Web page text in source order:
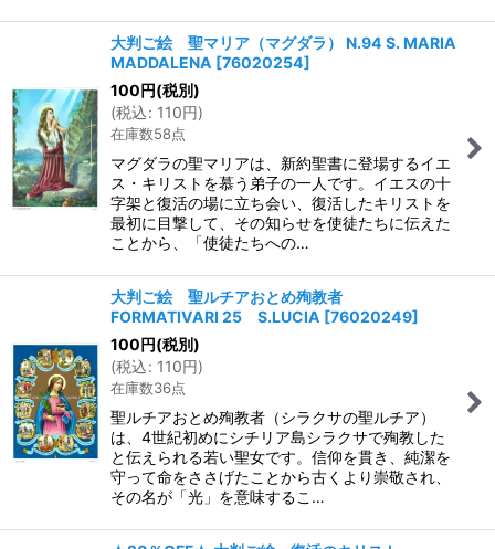
大判ご絵 聖マリア（マグダラ） N.94 S. MARIA
MADDALENA [76020254]
100円(税別)
(税込: 110円)
在庫数58点
マグダラの聖マリアは、新約聖書に登場するイエ
ス・キリストを慕う弟子の一人です。イエスの十
字架と復活の場に立ち会い、復活したキリストを
最初に目撃して、その知らせを使徒たちに伝えた
ことから、「使徒たちへの…
大判ご絵 聖ルチアおとめ殉教者
FORMATIVARI 25 S.LUCIA [76020249]
100円(税別)
(税込: 110円)
在庫数36点
聖ルチアおとめ殉教者（シラクサの聖ルチア）
は、4世紀初めにシチリア島シラクサで殉教した
と伝えられる若い聖女です。信仰を貫き、純潔を
守って命をささげたことから古くより崇敬され、
その名が「光」を意味するこ…